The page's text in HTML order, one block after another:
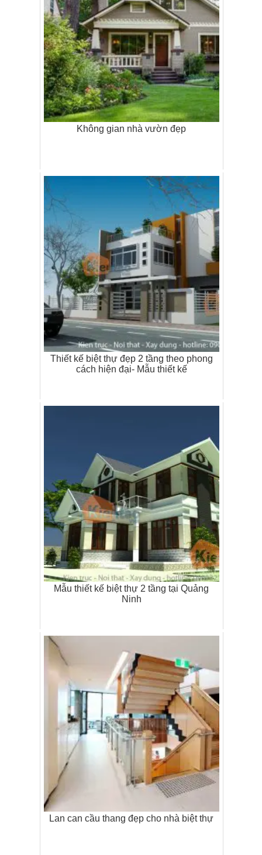
Không gian nhà vườn đẹp
Thiết kế biệt thự đẹp 2 tầng theo phong
cách hiện đại- Mẫu thiết kế
Mẫu thiết kế biệt thự 2 tầng tại Quảng
Ninh
Lan can cầu thang đẹp cho nhà biệt thự